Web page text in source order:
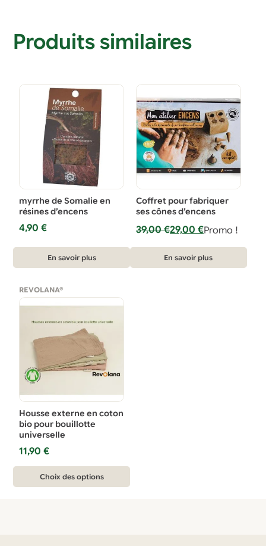
Produits similaires
myrrhe de Somalie en
résines d’encens
4,90€
En savoir plus
Coffret pour fabriquer
ses cônes d’encens
39,00€
Le
29,00 €
Le
Promo !
En savoir plus
REVOLANA®
Housse externe en coton
bio pour bouillotte
universelle
11,90€
Choix des options
produit